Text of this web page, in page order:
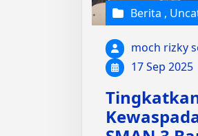
Berita ,
moch rizky
17 Sep 2025